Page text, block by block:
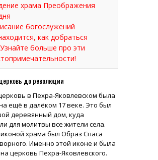
храма Преображения
богослужений
как добраться
Узнайте больше про эти
до революции
в Пехра-Яковлевском была
ещё в далёком 17 веке. Это был
деревянный дом, куда
для молитвы все жители села.
храма был Образ Спаса
Именно этой иконе и была
церковь Пехра-Яковлевского.